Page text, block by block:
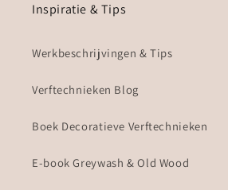
Inspiratie & Tips
Werkbeschrijvingen & Tips
Verftechnieken Blog
Boek Decoratieve Verftechnieken
E-book Greywash & Old Wood